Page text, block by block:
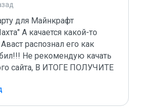
для Майнкрафт
А качается какой-то
распознал его как
Не рекомендую качать
сайта, В ИТОГЕ ПОЛУЧИТЕ